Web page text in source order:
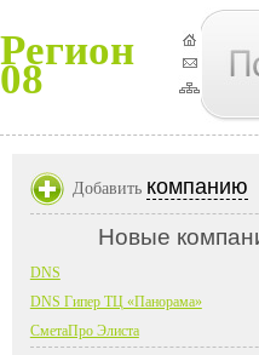
Регион
08
Добавить компанию
Новые
DNS
DNS Гипер ТЦ «Панорама»
СметаПро Элиста